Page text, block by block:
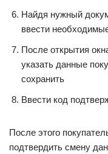
Найдя нужный
ввести
После открытия
указать данные
сохранить
Ввести код
После этого
подтвердить смену